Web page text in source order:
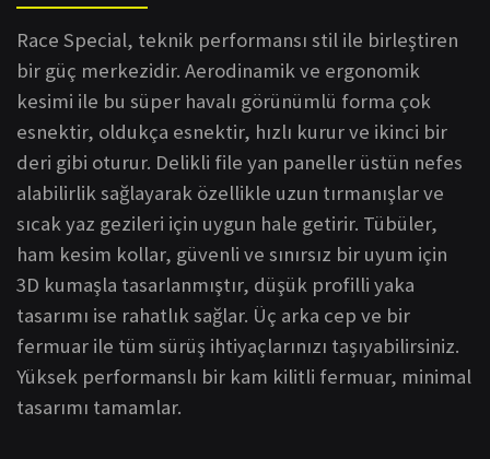
Race Special, teknik performansı stil ile birleştiren
bir güç merkezidir. Aerodinamik ve ergonomik
kesimi ile bu süper havalı görünümlü forma çok
esnektir, oldukça esnektir, hızlı kurur ve ikinci bir
deri gibi oturur. Delikli file yan paneller üstün nefes
alabilirlik sağlayarak özellikle uzun tırmanışlar ve
sıcak yaz gezileri için uygun hale getirir. Tübüler,
ham kesim kollar, güvenli ve sınırsız bir uyum için
3D kumaşla tasarlanmıştır, düşük profilli yaka
tasarımı ise rahatlık sağlar. Üç arka cep ve bir
fermuar ile tüm sürüş ihtiyaçlarınızı taşıyabilirsiniz.
Yüksek performanslı bir kam kilitli fermuar, minimal
tasarımı tamamlar.